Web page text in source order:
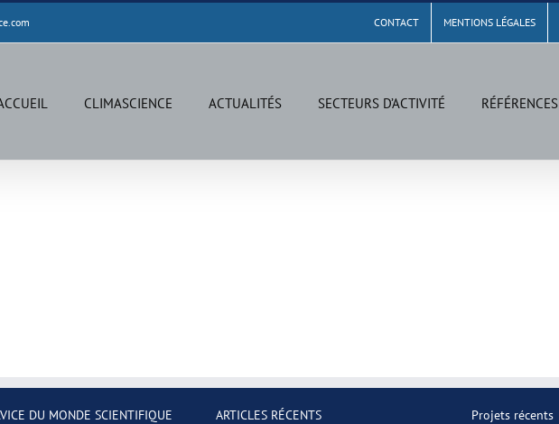
CONTACT MENTIONS LÉGALES
CLIMASCIENCE ACTUALITÉS SECTEURS D’ACTIVITÉ RÉFÉRENCES
DU MONDE SCIENTIFIQUE ARTICLES RÉCENTS Projets récents